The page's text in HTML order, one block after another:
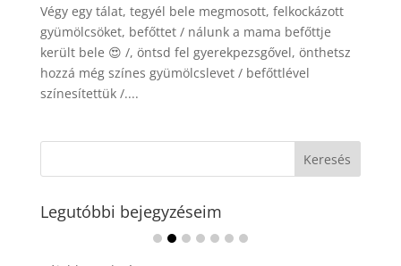
Végy egy tálat, tegyél bele megmosott, felkockázott
gyümölcsöket, befőttet / nálunk a mama befőttje
került bele 😍 /, öntsd fel gyerekpezsgővel, önthetsz
hozzá még színes gyümölcslevet / befőttlével
színesítettük /....
Legutóbbi bejegyzéseim